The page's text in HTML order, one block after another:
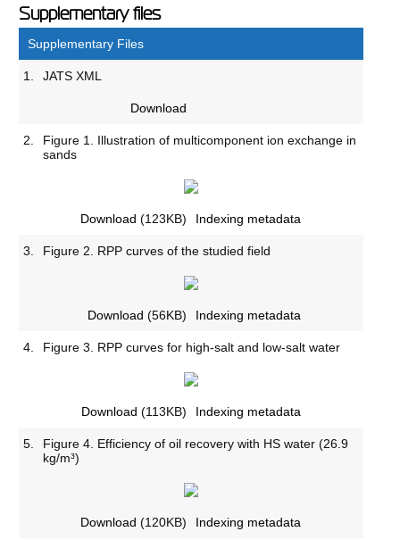
Supplementary files
Supplementary Files
1. JATS XML
Download
2.
Figure 1. Illustration of multicomponent ion exchange in
sands
Download (123KB) Indexing metadata
3. Figure 2. RPP curves of the studied field
Download (56KB) Indexing metadata
4. Figure 3. RPP curves for high-salt and low-salt water
Download (113KB) Indexing metadata
5.
Figure 4. Efficiency of oil recovery with HS water (26.9
kg/m³)
Download (120KB) Indexing metadata